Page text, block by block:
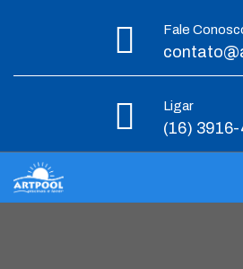
Fale
Ligar
(16)